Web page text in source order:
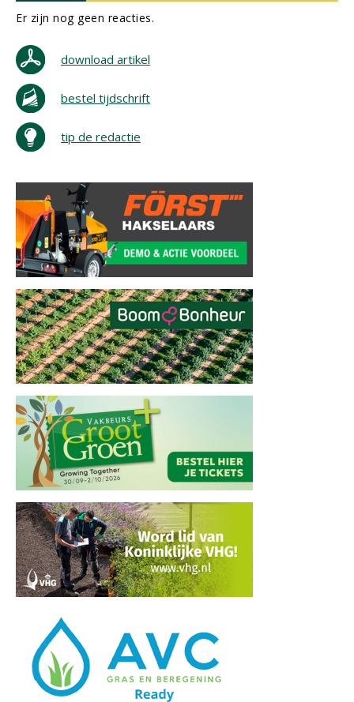
Er zijn nog geen reacties.
download artikel
bestel tijdschrift
tip de redactie